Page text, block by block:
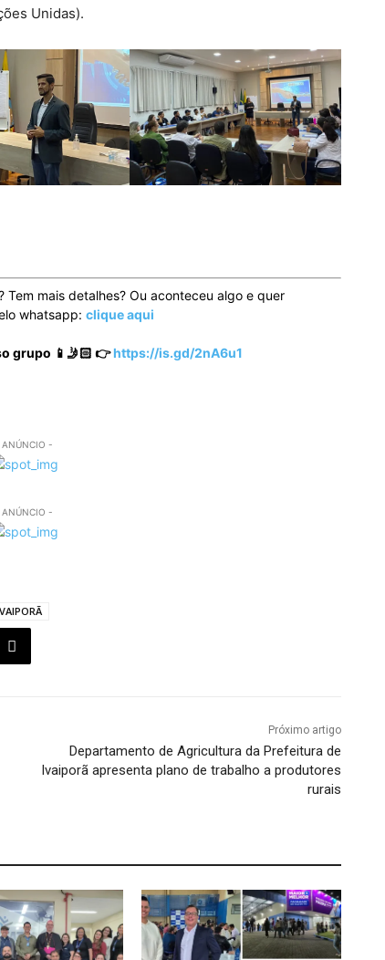
Unidas).
Tem mais detalhes? Ou aconteceu algo e quer
whatsapp: clique aqui
grupo 📱🤳🏻 👉https://is.gd/2nA6u1
-
-
Próximo artigo
Departamento de Agricultura da Prefeitura de
Ivaiporã apresenta plano de trabalho a produtores
rurais